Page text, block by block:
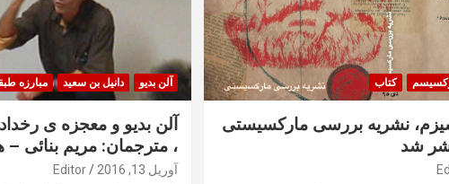
کتاب
نشريه بررسی مارکسيستی
شد
آلن بديو دانیل بن سعید مبارزه
آلن بديو و معجزه ی
، مترجمان: مريم بنائی
آوریل 13, 2016 Editor